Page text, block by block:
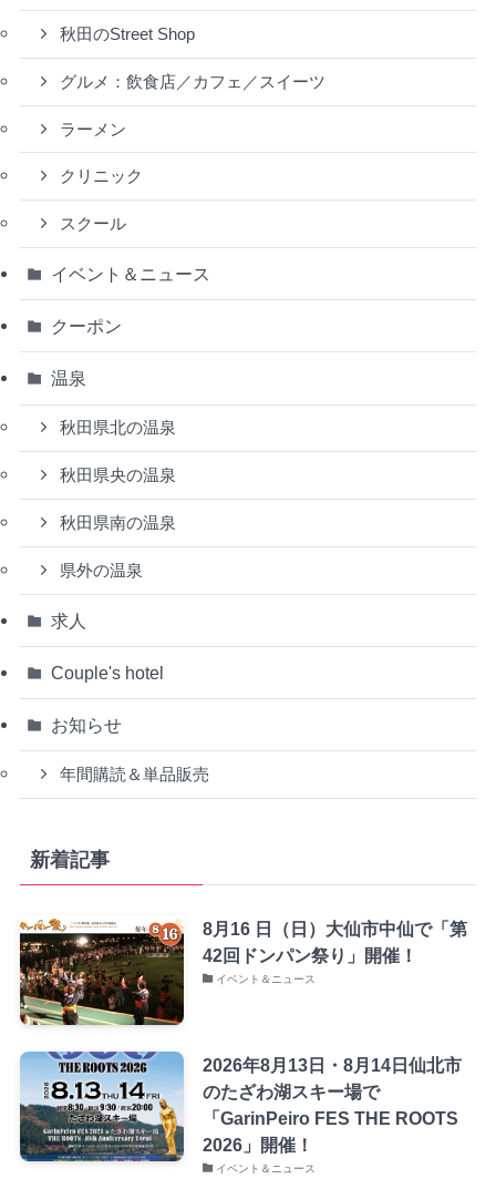
秋田のStreet Shop
グルメ：飲食店／カフェ／スイーツ
ラーメン
クリニック
スクール
イベント＆ニュース
クーポン
温泉
秋田県北の温泉
秋田県央の温泉
秋田県南の温泉
県外の温泉
求人
Couple's hotel
お知らせ
年間購読＆単品販売
新着記事
8月16 日（日）大仙市中仙で「第
42回ドンパン祭り」開催！
イベント＆ニュース
2026年8月13日・8月14日仙北市
のたざわ湖スキー場で
「GarinPeiro FES THE ROOTS
2026」開催！
イベント＆ニュース